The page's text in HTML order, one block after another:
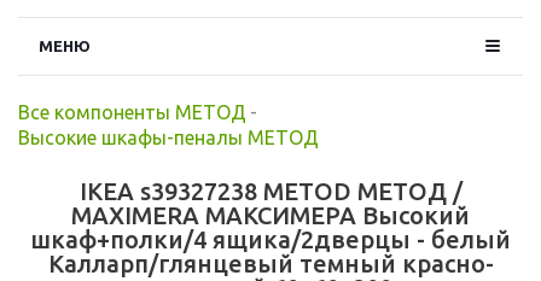
МЕНЮ
Все компоненты МЕТОД -
Высокие шкафы-пеналы МЕТОД
IKEA s39327238 METOD МЕТОД /
MAXIMERA МАКСИМЕРА Высокий
шкаф+полки/4 ящика/2дверцы - белый
Калларп/глянцевый темный красно-